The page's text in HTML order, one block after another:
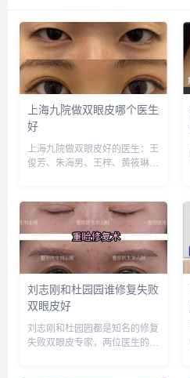
上海九院做双眼皮哪个医生
好
上海九院做双眼皮好的医生：王
俊芳、朱海男、王梓、黄筱琳、
询添加微信号：
wuyoubianmei，查询更多医生
口碑和案例。...
刘志刚和杜园园谁修复失败
双眼皮好
刘志刚和杜园园都是知名的修复
失败双眼皮专家，两位医生的案